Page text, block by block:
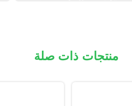
منتجات ذات صلة